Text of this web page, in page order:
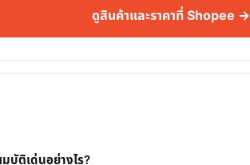
ดูสินค้าและราคาที่ Shopee →
บัติเด่นอย่างไร?